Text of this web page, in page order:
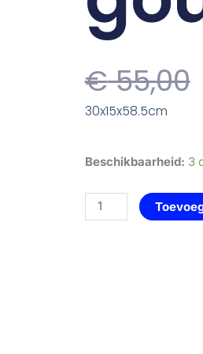
€55,00
30x15x58.5cm
Beschikbaarheid: 3
Beeld
goud
aantal